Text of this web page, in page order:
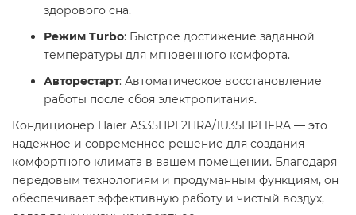
здорового сна.
Режим Turbo: Быстрое достижение заданной
температуры для мгновенного комфорта.
Авторестарт: Автоматическое восстановление
работы после сбоя электропитания.
Кондиционер Haier AS35HPL2HRA/1U35HPL1FRA — это
надежное и современное решение для создания
комфортного климата в вашем помещении. Благодаря
передовым технологиям и продуманным функциям, он
обеспечивает эффективную работу и чистый воздух,